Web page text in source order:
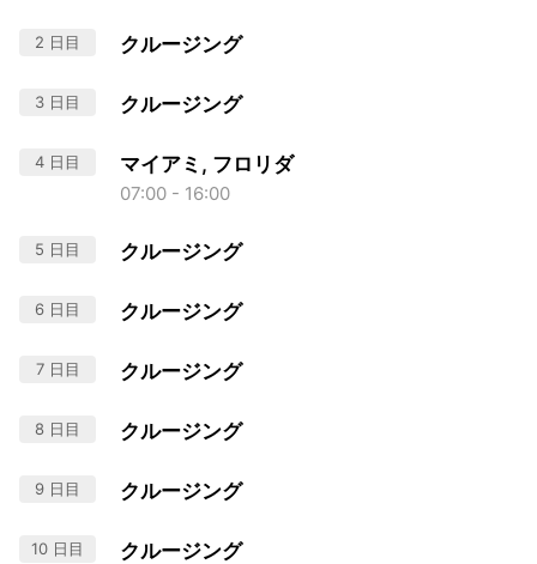
2 日目 クルージング
3 日目 クルージング
4 日目 マイアミ, フロリダ
07:00 - 16:00
5 日目 クルージング
6 日目 クルージング
7 日目 クルージング
8 日目 クルージング
9 日目 クルージング
10 日目 クルージング